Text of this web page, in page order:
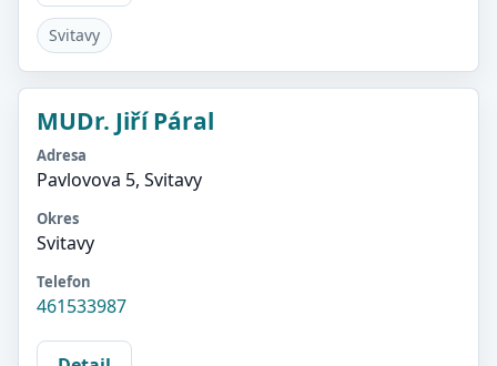
Svitavy
MUDr. Jiří Páral
Adresa
Pavlovova 5, Svitavy
Okres
Svitavy
Telefon
461533987